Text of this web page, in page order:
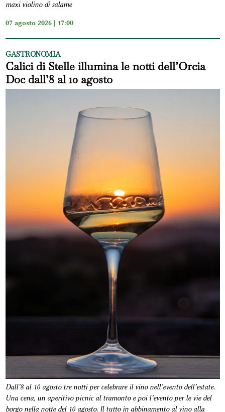
maxi violino di salame
07 agosto 2026 | 17:00
GASTRONOMIA
Calici di Stelle illumina le notti dell’Orcia
Doc dall’8 al 10 agosto
Dall’8 al 10 agosto tre notti per celebrare il vino nell’evento dell’estate.
Una cena, un aperitivo picnic al tramonto e poi l’evento per le vie del
borgo nella notte del 10 agosto. Il tutto in abbinamento al vino alla